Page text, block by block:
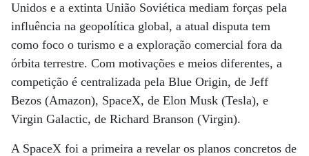
Unidos e a extinta União Soviética mediam forças pela
influência na geopolítica global, a atual disputa tem
como foco o turismo e a exploração comercial fora da
órbita terrestre. Com motivações e meios diferentes, a
competição é centralizada pela Blue Origin, de Jeff
Bezos (Amazon), SpaceX, de Elon Musk (Tesla), e
Virgin Galactic, de Richard Branson (Virgin).
A SpaceX foi a primeira a revelar os planos concretos de